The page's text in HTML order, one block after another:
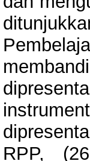
RPP,